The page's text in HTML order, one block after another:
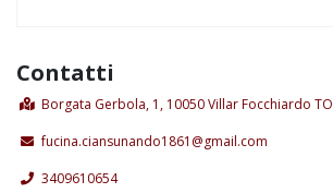
Contatti
Borgata Gerbola, 1, 10050 Villar Focchiardo TO
fucina.ciansunando1861@gmail.com
3409610654